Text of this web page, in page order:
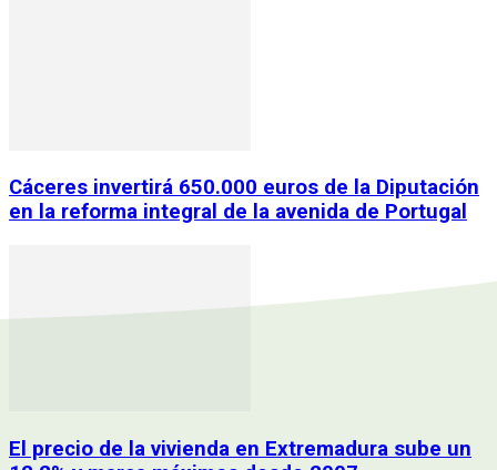
Cáceres invertirá 650.000 euros de la Diputación
en la reforma integral de la avenida de Portugal
El precio de la vivienda en Extremadura sube un